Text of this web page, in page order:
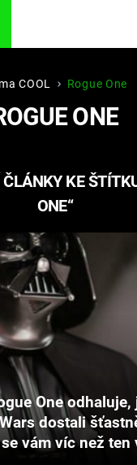
BUFFY, PŘEMOŽITELKA
AVENGERS 5
COOL Rogue One
ONE
KE
ONE“
One odhaluje,
dostali
vám víc než ten